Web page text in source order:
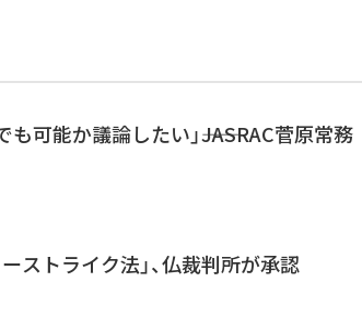
可能か議論したい」――JASRAC菅原常務
ストライク法」、仏裁判所が承認